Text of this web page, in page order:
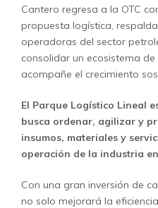
Cantero regresa a la OTC
propuesta logística,
operadoras del sector
consolidar un ecosistema
acompañe el crecimiento
El Parque Logístico Lineal
busca ordenar, agilizar y
insumos, materiales y
operación de la industria
Con una gran inversión de
no solo mejorará la